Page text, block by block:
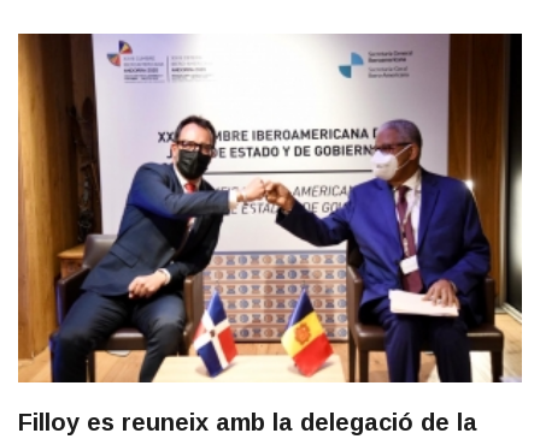
Filloy es reuneix amb la delegació de la